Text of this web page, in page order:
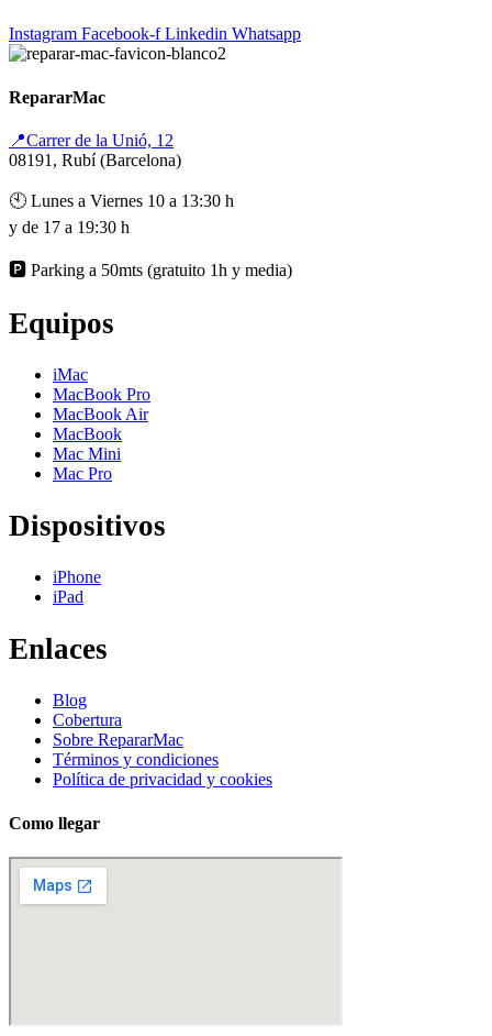
Instagram Facebook-f Linkedin Whatsapp
RepararMac
📍Carrer de la Unió, 12
08191, Rubí (Barcelona)
🕙 Lunes a Viernes 10 a 13:30 h
y de 17 a 19:30 h
🅿️ Parking a 50mts (gratuito 1h y media)
Equipos
iMac
MacBook Pro
MacBook Air
MacBook
Mac Mini
Mac Pro
Dispositivos
iPhone
iPad
Enlaces
Blog
Cobertura
Sobre RepararMac
Términos y condiciones
Política de privacidad y cookies
Como llegar